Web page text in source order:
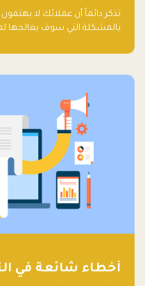
تذكر دائماً أن عملائك لا
بالمشكلة التي سوف يعالجها
أخطاء شائعة في